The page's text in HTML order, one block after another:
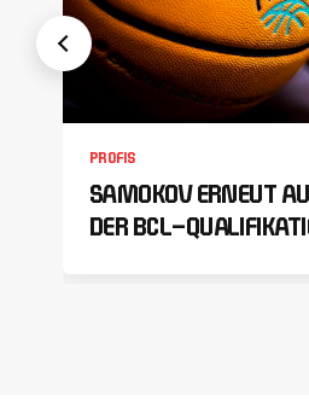
PROFIS
SAMOKOV ERNEUT
DER BCL-